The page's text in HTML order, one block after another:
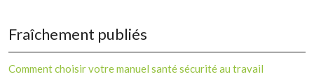
Fraîchement publiés
Comment choisir votre manuel santé sécurité au travail